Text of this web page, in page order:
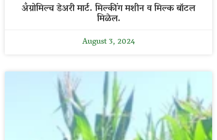
अँग्रोमिल्च डेअरी मार्ट. मिल्कींग मशीन व मिल्क बॉटल
मिळेल.
August 3, 2024